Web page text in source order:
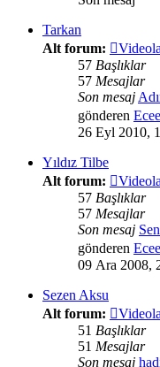
Tarkan
Alt forum:
57 Başlıklar
57 Mesajlar
Son mesaj
gönderen
26 Eyl 2010,
Yıldız Tilbe
Alt forum:
57 Başlıklar
57 Mesajlar
Son mesaj
gönderen
09 Ara 2008,
Sezen Aksu
Alt forum:
51 Başlıklar
51 Mesajlar
Son mesaj